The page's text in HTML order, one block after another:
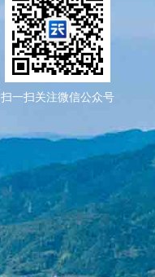
扫一扫关注微信公众号